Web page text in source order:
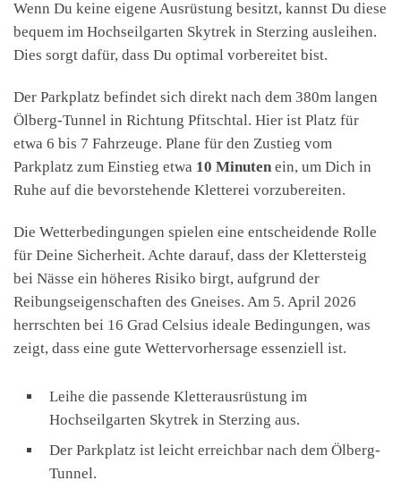
Wenn Du keine eigene Ausrüstung besitzt, kannst Du diese
bequem im Hochseilgarten Skytrek in Sterzing ausleihen.
Dies sorgt dafür, dass Du optimal vorbereitet bist.
Der Parkplatz befindet sich direkt nach dem 380m langen
Ölberg-Tunnel in Richtung Pfitschtal. Hier ist Platz für
etwa 6 bis 7 Fahrzeuge. Plane für den Zustieg vom
Parkplatz zum Einstieg etwa 10 Minuten ein, um Dich in
Ruhe auf die bevorstehende Kletterei vorzubereiten.
Die Wetterbedingungen spielen eine entscheidende Rolle
für Deine Sicherheit. Achte darauf, dass der Klettersteig
bei Nässe ein höheres Risiko birgt, aufgrund der
Reibungseigenschaften des Gneises. Am 5. April 2026
herrschten bei 16 Grad Celsius ideale Bedingungen, was
zeigt, dass eine gute Wettervorhersage essenziell ist.
Leihe die passende Kletterausrüstung im
Hochseilgarten Skytrek in Sterzing aus.
Der Parkplatz ist leicht erreichbar nach dem Ölberg-
Tunnel.